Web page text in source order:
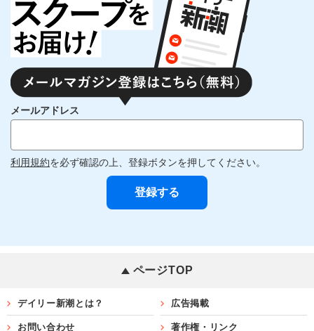
メールアドレス
利用規約を必ず確認の上、登録ボタンを押してください。
ページTOP
デイリー新潮とは？ 広告掲載
お問い合わせ 著作権・リンク